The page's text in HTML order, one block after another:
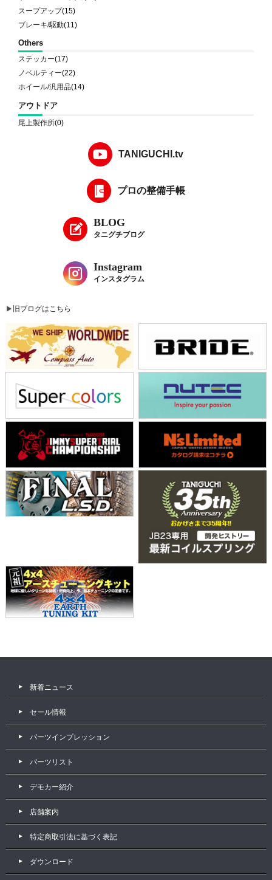
スープアップ(15)
ブレーキ/駆動(11)
Others
ステッカー(17)
ノベルティー(22)
ホイール/汎用品(14)
アウトドア
尾上製作所(0)
TANIGUCHI.tv
プロの整備手帳
BLOG
タニグチブログ
Instagram
インスタグラム
旧ブログはこちら
新着ニュース
セール情報
パーツインプレッション
パーツリスト
デモカー紹介
店舗案内
特定商取引法に基づく表記
ダウンロード